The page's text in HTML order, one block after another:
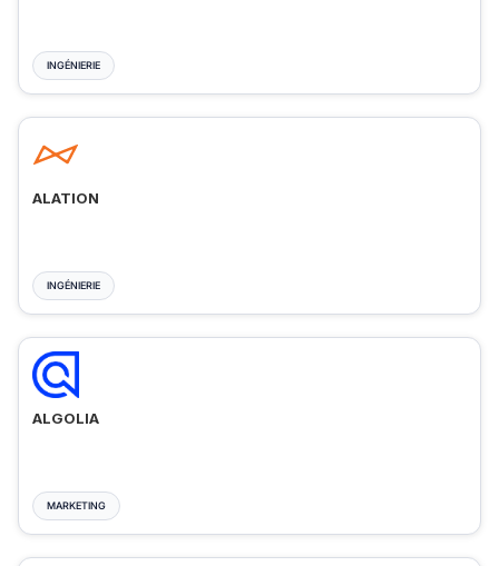
INGÉNIERIE
ALATION
INGÉNIERIE
ALGOLIA
MARKETING